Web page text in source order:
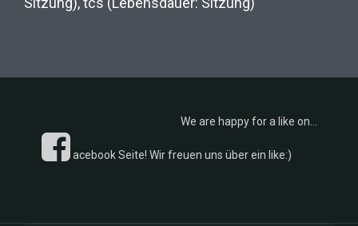
We are happy for a like on...
acebook Seite! Wir freuen uns über ein like:)